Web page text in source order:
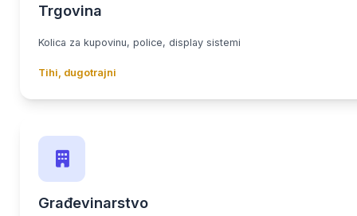
Trgovina
Kolica za kupovinu, police, display sistemi
Tihi, dugotrajni
Građevinarstvo